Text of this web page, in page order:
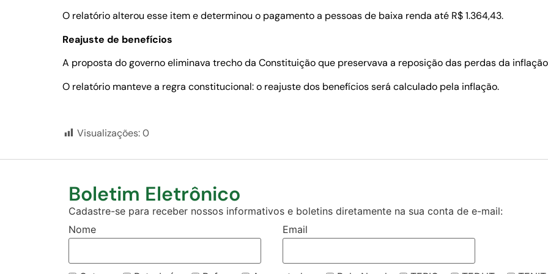
O relatório alterou esse item e determinou o pagamento a pessoas de baixa renda até R$ 1.364,43.
Reajuste de benefícios
A proposta do governo eliminava trecho da Constituição que preservava a reposição das perdas da
O relatório manteve a regra constitucional: o reajuste dos benefícios será calculado pela inflação.
Visualizações:0
Boletim Eletrônico
Cadastre-se para receber nossos informativos e boletins diretamente na sua conta de e-mail:
Nome
Email